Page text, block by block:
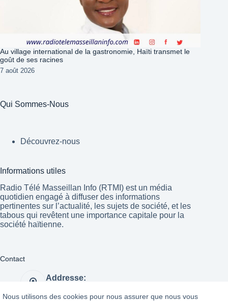
Nous utilisons des cookies pour nous assurer que nous vous
Au village international de la gastronomie, Haïti transmet le
goût de ses racines
7 août 2026
Qui Sommes-Nous
Découvrez-nous
Informations utiles
Radio Télé Masseillan Info (RTMI) est un média
quotidien engagé à diffuser des informations
pertinentes sur l’actualité, les sujets de société, et les
tabous qui revêtent une importance capitale pour la
société haïtienne.
Contact
Addresse: